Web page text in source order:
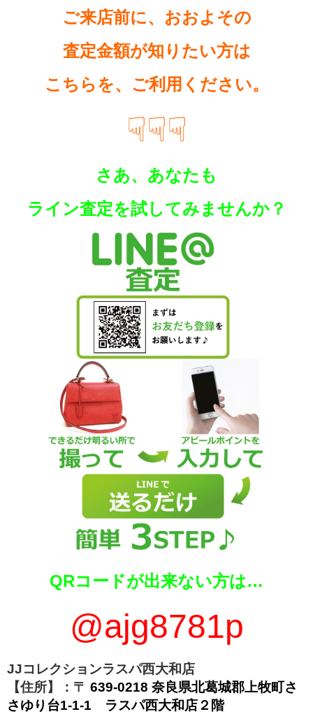
ご来店前に、おおよその
査定金額が知りたい方は
こちらを、ご利用ください。
☟☟☟
さあ、あなたも
ライン査定を試してみませんか？
QRコードが出来ない方は…
@ajg8781p
JJコレクションラスパ西大和店
【住所】：〒 639-0218 奈良県北葛城郡上牧町さ
さゆり台1-1-1 ラスパ西大和店２階